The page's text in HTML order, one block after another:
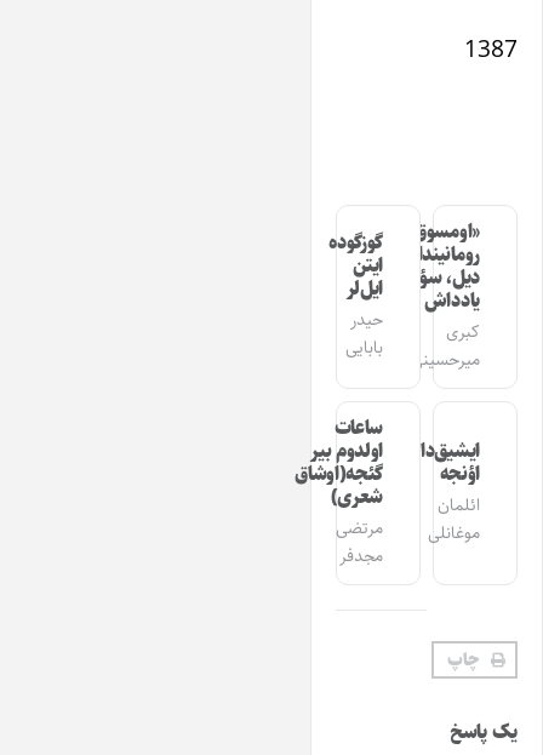
1387
«اومسوق»
رومانیندا
دیل، سؤز،
یادداش
کبری
میرحسینی
گوزگوده
ایتن
ایل‌لر
حیدر
بابایی
ایشیق‌دان
اؤنجه
ائلمان
موغانلی
ساعات
اولدوم بیر
گئجه(اوشاق
شعری)
مرتضی
مجدفر
چاپ
یک پاسخ